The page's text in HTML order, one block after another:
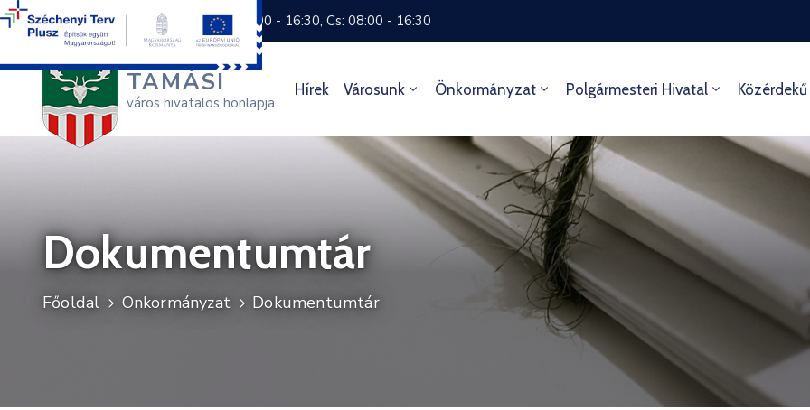
+36 74 570 800 H: 8:00 - 16:30, Cs: 08:00 - 16:30
TAMÁSI
város hivatalos honlapja
Hírek Városunk Önkormányzat Polgármesteri Hivatal Közérdekű
Dokumentumtár
Főoldal Önkormányzat Dokumentumtár